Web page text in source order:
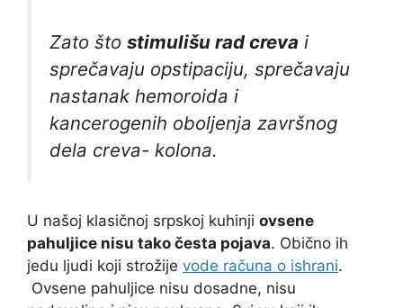
Zato što stimulišu rad creva i
sprečavaju opstipaciju, sprečavaju
nastanak hemoroida i
kancerogenih oboljenja završnog
dela creva- kolona.
U našoj klasičnoj srpskoj kuhinji ovsene
pahuljice nisu tako česta pojava. Obično ih
jedu ljudi koji strožije vode računa o ishrani.
Ovsene pahuljice nisu dosadne, nisu